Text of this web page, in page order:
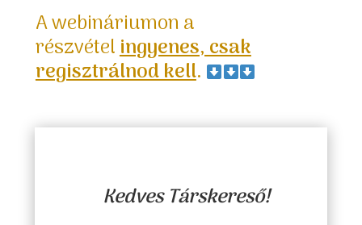
A webináriumon a
részvételingyenes, csak
regisztrálnod kell.
Kedves Társkereső!